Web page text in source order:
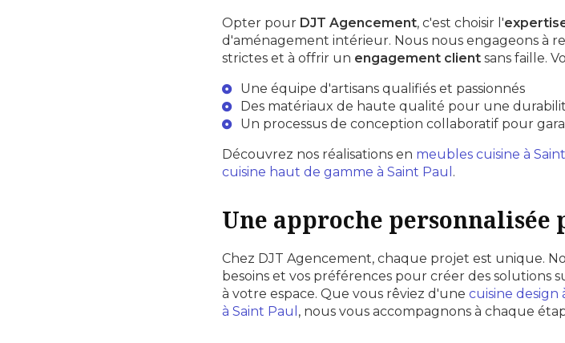
Opter pour DJT Agencement, c'est choisir l'
d'aménagement intérieur. Nous nous engageons à
strictes et à offrir un engagement client sans faille.
Une équipe d'artisans qualifiés et passionnés
Des matériaux de haute qualité pour une
Un processus de conception collaboratif pour
Découvrez nos réalisations en meubles cuisine à
cuisine haut de gamme à Saint Paul .
Une approche personnalisée
Chez DJT Agencement, chaque projet est unique.
besoins et vos préférences pour créer des
à votre espace. Que vous rêviez d'une cuisine design
à Saint Paul , nous vous accompagnons à chaque